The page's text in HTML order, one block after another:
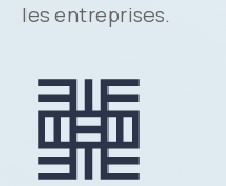
les entreprises.